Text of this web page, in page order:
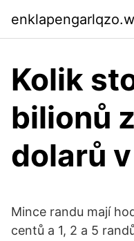
Kolik
bilionů
dolarů
Mince randu mají
centů a 1, 2 a 5